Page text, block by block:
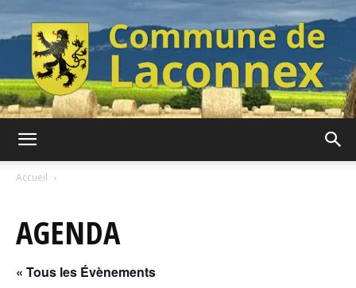
Accueil
AGENDA
« Tous les Évènements